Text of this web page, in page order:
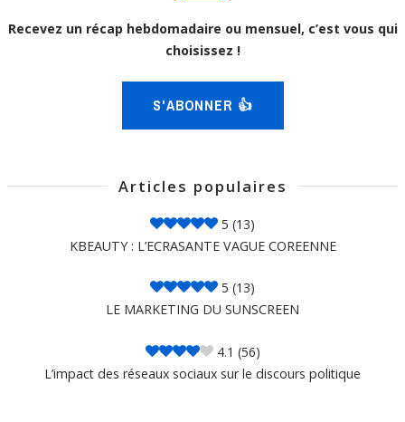
Recevez un récap hebdomadaire ou mensuel, c’est vous qui
choisissez !
S'ABONNER 👍
Articles populaires
5 (13)
KBEAUTY : L’ECRASANTE VAGUE COREENNE
5 (13)
LE MARKETING DU SUNSCREEN
4.1 (56)
L’impact des réseaux sociaux sur le discours politique